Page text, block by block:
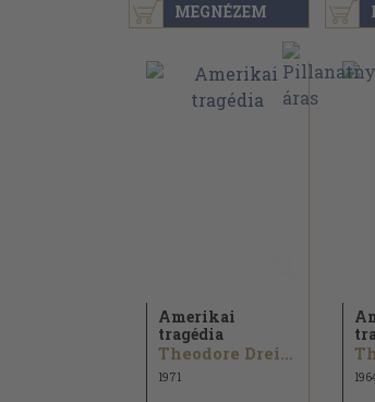
MEGNÉZEM
Amerikai
tragédia
Theodore Dreiser
1971